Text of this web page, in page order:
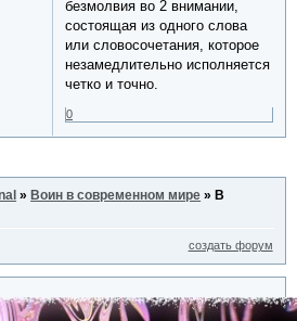
безмолвия во 2 внимании,
состоящая из одного слова
или словосочетания, которое
незамедлительно исполняется
четко и точно.
0
» Воин в современном мире » В
создать форум